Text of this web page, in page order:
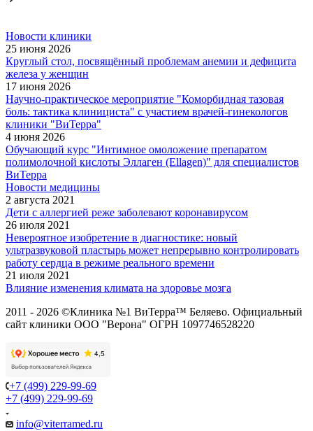
Новости клиники
25 июня 2026
Круглый стол, посвящённый проблемам анемии и дефицита
железа у женщин
17 июня 2026
Научно-практическое мероприятие "Коморбидная тазовая
боль: тактика клинициста" с участием врачей-гинекологов
клиники "ВиТерра"
4 июня 2026
Обучающий курс "Интимное омоложение препаратом
полимолочной кислоты Эллаген (Ellagen)" для специалистов
ВиТерра
Новости медицины
2 августа 2021
Дети с аллергией реже заболевают коронавирусом
26 июля 2021
Невероятное изобретение в диагностике: новый
ультразвуковой пластырь может непрерывно контролировать
работу сердца в режиме реального времени
21 июля 2021
Влияние изменения климата на здоровье мозга
2011 - 2026 ©Клиника №1 ВиТерра™ Беляево. Официальный
сайт клиники ООО "Верона" ОГРН 1097746528220
+7 (499) 229-99-69
+7 (499) 229-99-69
info@viterramed.ru